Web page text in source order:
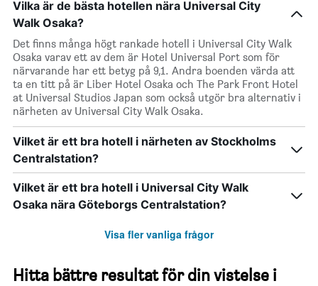
Vilka är de bästa hotellen nära Universal City
Walk Osaka?
Det finns många högt rankade hotell i Universal City Walk
Osaka varav ett av dem är Hotel Universal Port som för
närvarande har ett betyg på 9,1. Andra boenden värda att
ta en titt på är Liber Hotel Osaka och The Park Front Hotel
at Universal Studios Japan som också utgör bra alternativ i
närheten av Universal City Walk Osaka.
Vilket är ett bra hotell i närheten av Stockholms
Centralstation?
Vilket är ett bra hotell i Universal City Walk
Osaka nära Göteborgs Centralstation?
Visa fler vanliga frågor
Hitta bättre resultat för din vistelse i